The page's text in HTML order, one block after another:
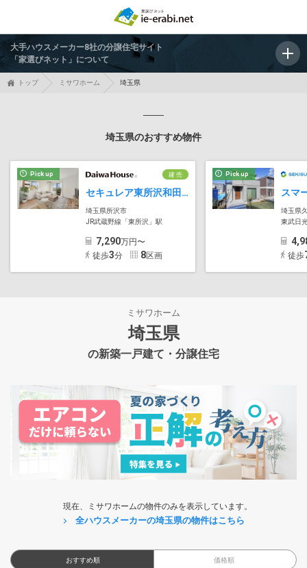
大手ハウスメーカー8社の分譲住宅サイト
「家選びネット」について
トップ ミサワホーム 埼玉県
埼玉県のおすすめ物件
Pick up 建 売
セキュレア東所沢和田 (分譲住宅)
埼玉県所沢市
JR武蔵野線「東所沢」駅
7,290万円〜
徒歩3分 8区画
Pick up
埼玉県
東武日
徒歩
ミサワホーム
埼玉県
の新築一戸建て・分譲住宅
現在、ミサワホームの物件のみを表示しています。
全ハウスメーカーの埼玉県の物件はこちら
おすすめ順 価格順